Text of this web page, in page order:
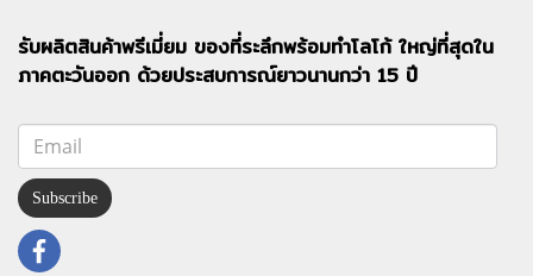
รับผลิตสินค้าพรีเมี่ยม ของที่ระลึกพร้อมทำโลโก้ ใหญ่ที่สุดใน
ภาคตะวันออก ด้วยประสบการณ์ยาวนานกว่า 15 ปี
Subscribe